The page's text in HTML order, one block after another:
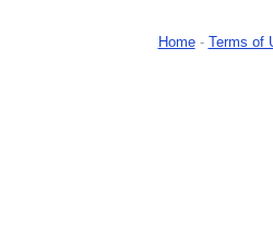
Home- Terms of